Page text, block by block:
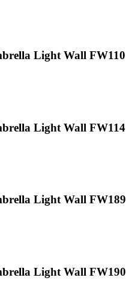
Light Wall FW110
Light Wall FW114
Light Wall FW189
Light Wall FW190